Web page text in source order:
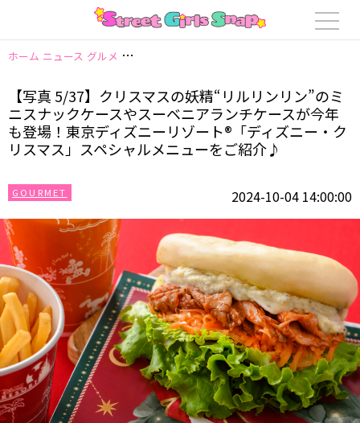
ホーム ニュース グルメ 【写真 5/37】クリスマスの妖精“リルリンリン”
【写真 5/37】クリスマスの妖精“リルリンリン”のミ
ニスナックケースやスーベニアランチケースが今年
も登場！東京ディズニーリゾート®「ディズニー・ク
リスマス」スペシャルメニューをご紹介♪
GOURMET 2024-10-04 14:00:00